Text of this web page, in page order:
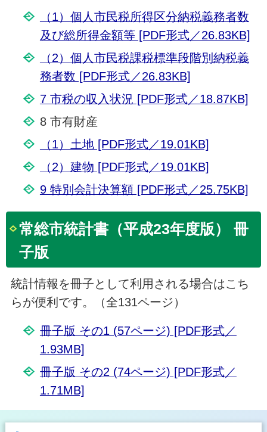
（1）個人市民税所得区分納税義務者数
及び総所得金額等 [PDF形式／26.83KB]
（2）個人市民税課税標準段階別納税義
務者数 [PDF形式／26.83KB]
7 市税の収入状況 [PDF形式／18.87KB]
8 市有財産
（1）土地 [PDF形式／19.01KB]
（2）建物 [PDF形式／19.01KB]
9 特別会計決算額 [PDF形式／25.75KB]
常総市統計書（平成23年度版） 冊
子版
統計情報を冊子として利用される場合はこち
らが便利です。（全131ページ）
冊子版 その1 (57ページ) [PDF形式／
1.93MB]
冊子版 その2 (74ページ) [PDF形式／
1.71MB]